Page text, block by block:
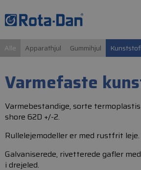
Alle Apparathjul Gummihjul
Varmefaste
Varmebestandige, sorte
shore 62D +/-2.
Rullelejemodeller er med rustfrit leje.
Galvaniserede, rivetterede gafler
i drejeled.